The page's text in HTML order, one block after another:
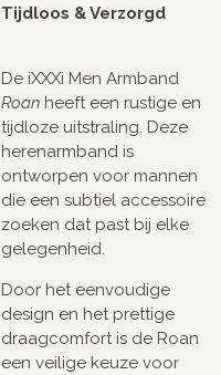
Tijdloos & Verzorgd
De iXXXi Men Armband
Roan heeft een rustige en
tijdloze uitstraling. Deze
herenarmband is
ontworpen voor mannen
die een subtiel accessoire
zoeken dat past bij elke
gelegenheid.
Door het eenvoudige
design en het prettige
draagcomfort is de Roan
een veilige keuze voor